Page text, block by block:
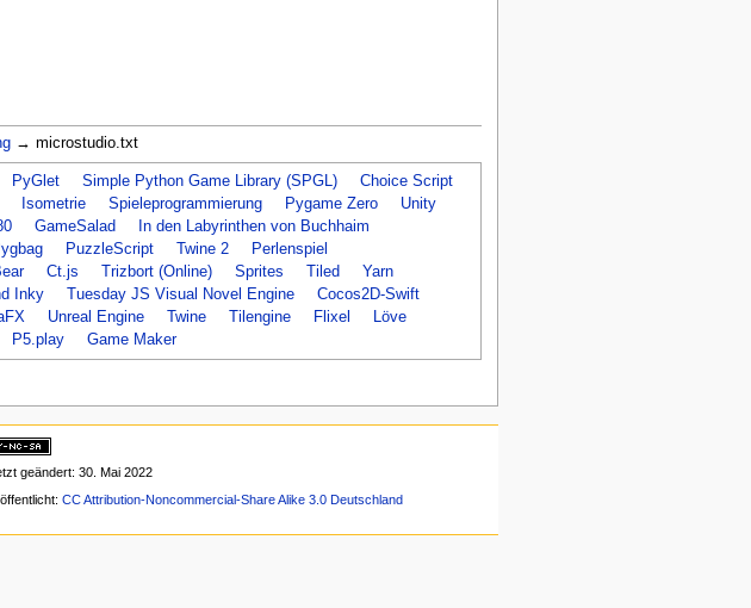
→ microstudio.txt
PyGlet Simple Python Game Library (SPGL)
Choice Script
Isometrie Spieleprogrammierung Pygame Zero
Unity
GameSalad
In den Labyrinthen von Buchhaim
PuzzleScript Twine 2
Perlenspiel
Ct.js Trizbort (Online) Sprites Tiled
Yarn
Inky Tuesday JS Visual Novel Engine
Cocos2D-Swift
Unreal Engine Twine Tilengine Flixel
Löve
P5.play Game Maker
geändert: 30. Mai 2022
CC Attribution-Noncommercial-Share Alike 3.0 Deutschland